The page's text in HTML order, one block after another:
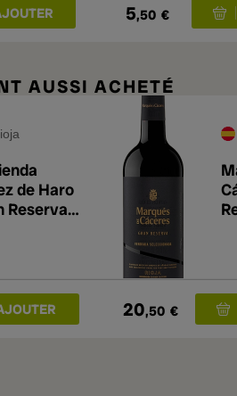
5,50 €
AUSSI ACHETÉ
de Haro
Reserva
20,50 €